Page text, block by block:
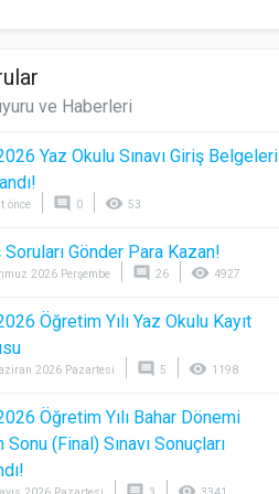
ve Haberleri
Yaz Okulu Sınavı Giriş Belgeleri
önce comment 0 visibility 53
Soruları Gönder Para Kazan!
2026 Perşembe comment 26 visibility 4927
Öğretim Yılı Yaz Okulu Kayıt
2026 Pazartesi comment 5 visibility 1198
Öğretim Yılı Bahar Dönemi
Sonu (Final) Sınavı Sonuçları